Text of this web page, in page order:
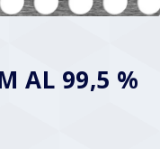
AL 99,5 %